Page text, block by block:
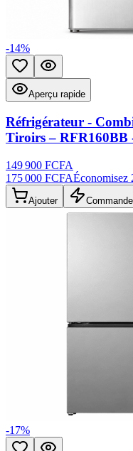
-14%
Ajouter aux favoris
Aperçu rapide
Réfrigérateur -
Tiroirs – RFR160BB
149 900 FCFA
175 000 FCFAÉconomisez
Ajouter
-17%
Ajouter aux favoris